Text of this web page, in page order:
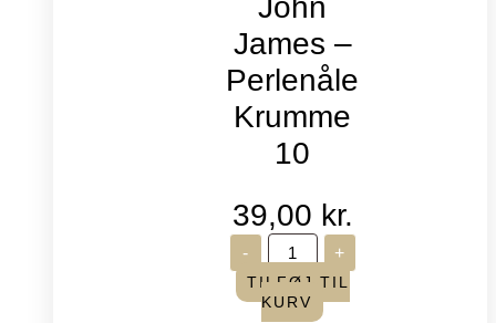
John
James –
Perlenåle
Krumme
10
39,00 kr.
-
John
James
-
Perlenåle
Krumme
+
TILFØJ TIL
KURV